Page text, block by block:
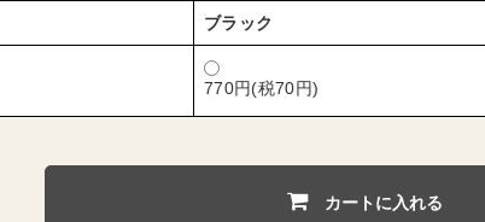
ブラック
770円(税70円)
カートに入れる